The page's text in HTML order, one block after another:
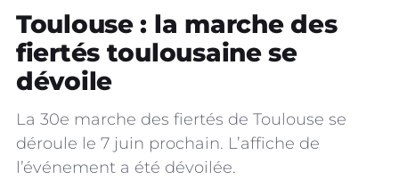
Toulouse : la marche des
fiertés toulousaine se
dévoile
La 30e marche des fiertés de Toulouse se
déroule le 7 juin prochain. L’affiche de
l’événement a été dévoilée.